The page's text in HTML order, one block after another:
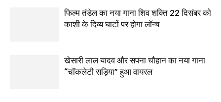
फिल्म तंडेल का नया गाना शिव शक्ति 22 दिसंबर को
काशी के दिव्य घाटों पर होगा लॉन्च
खेसारी लाल यादव और सपना चौहान का नया गाना
“चॉकलेटी सड़िया” हुआ वायरल